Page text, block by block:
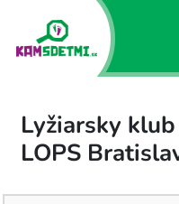
Lyžiarsky
LOPS